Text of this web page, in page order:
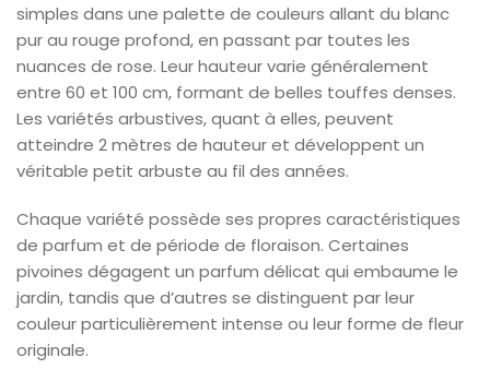
simples dans une palette de couleurs allant du blanc
pur au rouge profond, en passant par toutes les
nuances de rose. Leur hauteur varie généralement
entre 60 et 100 cm, formant de belles touffes denses.
Les variétés arbustives, quant à elles, peuvent
atteindre 2 mètres de hauteur et développent un
véritable petit arbuste au fil des années.
Chaque variété possède ses propres caractéristiques
de parfum et de période de floraison. Certaines
pivoines dégagent un parfum délicat qui embaume le
jardin, tandis que d’autres se distinguent par leur
couleur particulièrement intense ou leur forme de fleur
originale.